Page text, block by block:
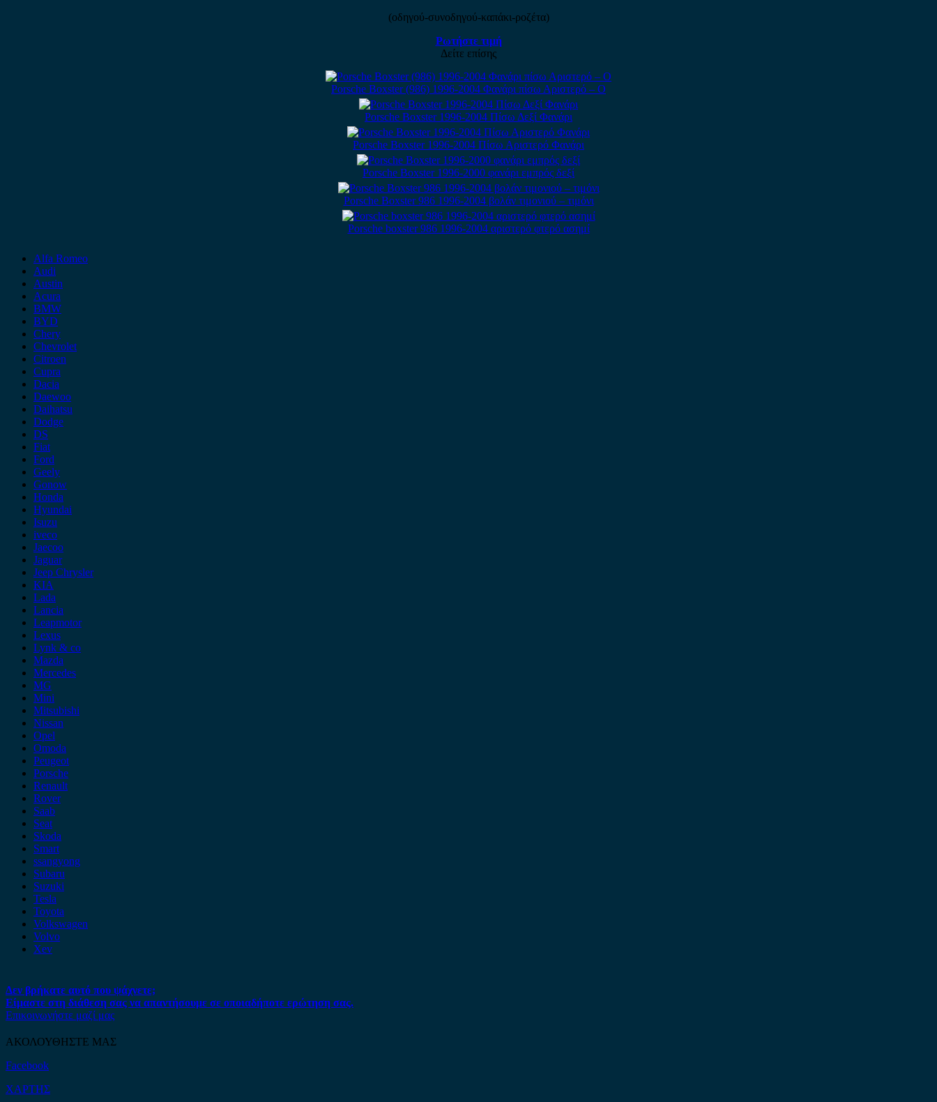
(οδηγού-συνοδηγού-καπάκι-ροζέτα)
Ρωτήστε τιμή
Δείτε επίσης
Porsche Boxster (986) 1996-2004 Φανάρι πίσω Αριστερό – Ο
Porsche Boxster 1996-2004 Πίσω Δεξί Φανάρι
Porsche Boxster 1996-2004 Πίσω Αριστερό Φανάρι
Porsche Boxster 1996-2000 φανάρι εμπρός δεξί
Porsche Boxster 986 1996-2004 βολάν τιμονιού – τιμόνι
Porsche boxster 986 1996-2004 αριστερό φτερό ασημί
Alfa Romeo
Audi
Austin
Acura
BMW
BYD
Chery
Chevrolet
Citroen
Cupra
Dacia
Daewoo
Daihatsu
Dodge
DS
Fiat
Ford
Geely
Gonow
Honda
Hyundai
Isuzu
iveco
Jaecoo
Jaguar
Jeep Chrysler
KIA
Lada
Lancia
Leapmotor
Lexus
Lynk & co
Mazda
Mercedes
MG
Mini
Mitsubishi
Nissan
Opel
Omoda
Peugeot
Porsche
Renault
Rover
Saab
Seat
Skoda
Smart
ssangyong
Subaru
Suzuki
Tesla
Toyota
Volkswagen
Volvo
Xev
Δεν βρήκατε αυτό που ψάχνετε;
Είμαστε στη διάθεση σας να απαντήσουμε σε οποιαδήποτε ερώτηση σας.
Επικοινωνήστε μαζί μας
ΑΚΟΛΟΥΘΗΣΤΕ ΜΑΣ
Facebook
ΧΑΡΤΗΣ